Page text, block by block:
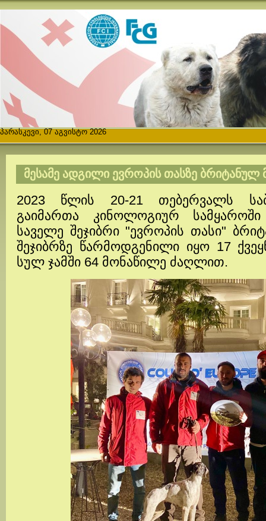
პარასკევი, 07 აგვისტო 2026
ᲛᲔᲡᲐᲛᲔ ᲐᲓᲒᲘᲚᲘ ᲔᲕᲠᲝᲞᲘᲡ ᲗᲐᲡᲖᲔ ᲑᲠᲘᲢᲐᲜᲣᲚ
2023 წლის 20-21 თებერვალს
გაიმართა კინოლოგიურ
საველე შეჯიბრი "ევროპის თასი"
შეჯიბრზე წარმოდგენილი იყო 17
სულ ჯამში 64 მონაწილე ძაღლით.